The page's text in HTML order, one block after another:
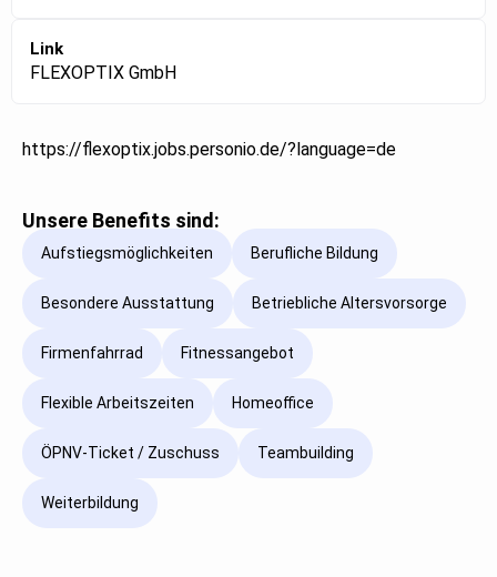
Link
FLEXOPTIX GmbH
https://flexoptix.jobs.personio.de/?language=de
Unsere Benefits sind:
Aufstiegsmöglichkeiten Berufliche Bildung
Besondere Ausstattung Betriebliche Altersvorsorge
Firmenfahrrad Fitnessangebot
Flexible Arbeitszeiten Homeoffice
ÖPNV-Ticket / Zuschuss Teambuilding
Weiterbildung